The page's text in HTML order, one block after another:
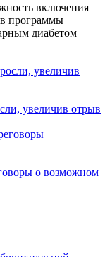
включения
программы
диабетом
увеличив отрыв
о возможном
v-razvitii-lor-